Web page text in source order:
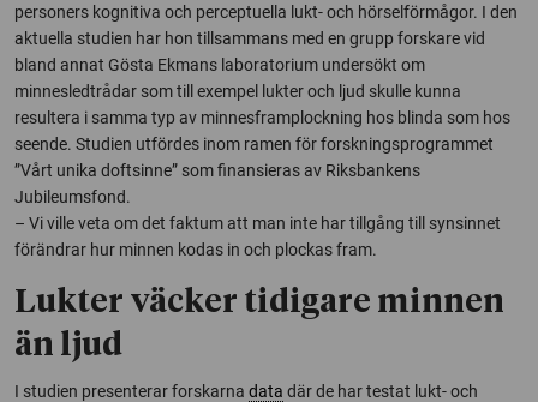
personers kognitiva och perceptuella lukt- och hörselförmågor. I den
aktuella studien har hon tillsammans med en grupp forskare vid
bland annat Gösta Ekmans laboratorium undersökt om
minnesledtrådar som till exempel lukter och ljud skulle kunna
resultera i samma typ av minnesframplockning hos blinda som hos
seende. Studien utfördes inom ramen för forskningsprogrammet
”Vårt unika doftsinne” som finansieras av Riksbankens
Jubileumsfond.
– Vi ville veta om det faktum att man inte har tillgång till synsinnet
förändrar hur minnen kodas in och plockas fram.
Lukter väcker tidigare minnen
än ljud
I studien presenterar forskarna data där de har testat lukt- och